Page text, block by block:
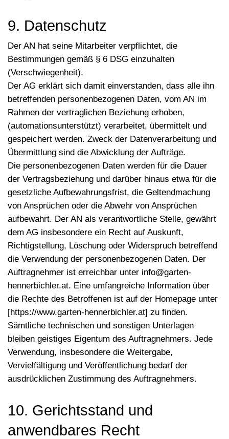
9. Datenschutz
Der AN hat seine Mitarbeiter verpflichtet, die
Bestimmungen gemäß § 6 DSG einzuhalten
(Verschwiegenheit).
Der AG erklärt sich damit einverstanden, dass alle ihn
betreffenden personenbezogenen Daten, vom AN im
Rahmen der vertraglichen Beziehung erhoben,
(automationsunterstützt) verarbeitet, übermittelt und
gespeichert werden. Zweck der Datenverarbeitung und
Übermittlung sind die Abwicklung der Aufträge.
Die personenbezogenen Daten werden für die Dauer
der Vertragsbeziehung und darüber hinaus etwa für die
gesetzliche Aufbewahrungsfrist, die Geltendmachung
von Ansprüchen oder die Abwehr von Ansprüchen
aufbewahrt. Der AN als verantwortliche Stelle, gewährt
dem AG insbesondere ein Recht auf Auskunft,
Richtigstellung, Löschung oder Widerspruch betreffend
die Verwendung der personenbezogenen Daten. Der
Auftragnehmer ist erreichbar unter info@garten-
hennerbichler.at. Eine umfangreiche Information über
die Rechte des Betroffenen ist auf der Homepage unter
[https://www.garten-hennerbichler.at] zu finden.
Sämtliche technischen und sonstigen Unterlagen
bleiben geistiges Eigentum des Auftragnehmers. Jede
Verwendung, insbesondere die Weitergabe,
Vervielfältigung und Veröffentlichung bedarf der
ausdrücklichen Zustimmung des Auftragnehmers.
10. Gerichtsstand und
anwendbares Recht